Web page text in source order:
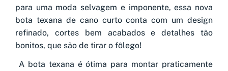
para uma moda selvagem e imponente, essa nova
bota texana de cano curto conta com um design
refinado, cortes bem acabados e detalhes tão
bonitos, que são de tirar o fôlego!
A bota texana é ótima para montar praticamente